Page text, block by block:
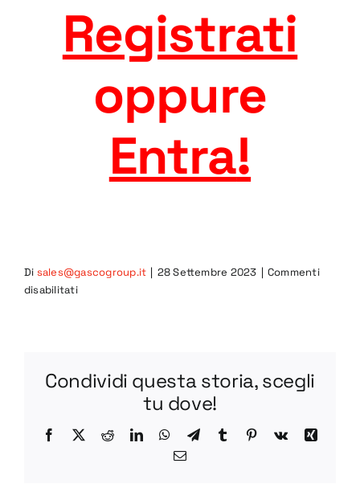
Registrati
oppure
Entra!
Di sales@gascogroup.it | 28 Settembre 2023 | Commenti
disabilitatisu
Condividi questa storia, scegli
tu dove!
Facebook
X RedditLinkedInWhatsApp
TelegramTumblr Pinterest
Vk
Xing
Email